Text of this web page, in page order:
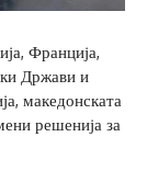
Франција,
Држави и
македонската
решенија за